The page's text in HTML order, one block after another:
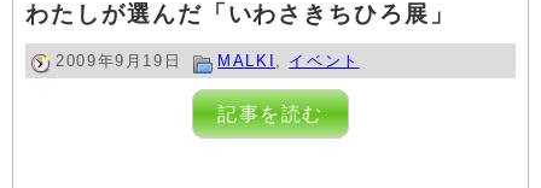
わたしが選んだ「いわさきちひろ展」
2009年9月19日 MALKI , イベント
記事を読む